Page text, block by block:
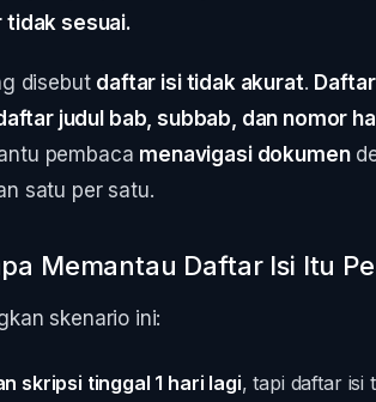
tidak sesuai.
disebut daftar isi tidak akurat.
judul bab, subbab, dan nomor
pembaca menavigasi dokumen
satu per satu.
Memantau Daftar Isi Itu
skenario ini:
skripsi tinggal 1 hari lagi, tapi daftar isi